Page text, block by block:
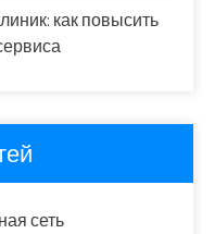
как повысить
сеть